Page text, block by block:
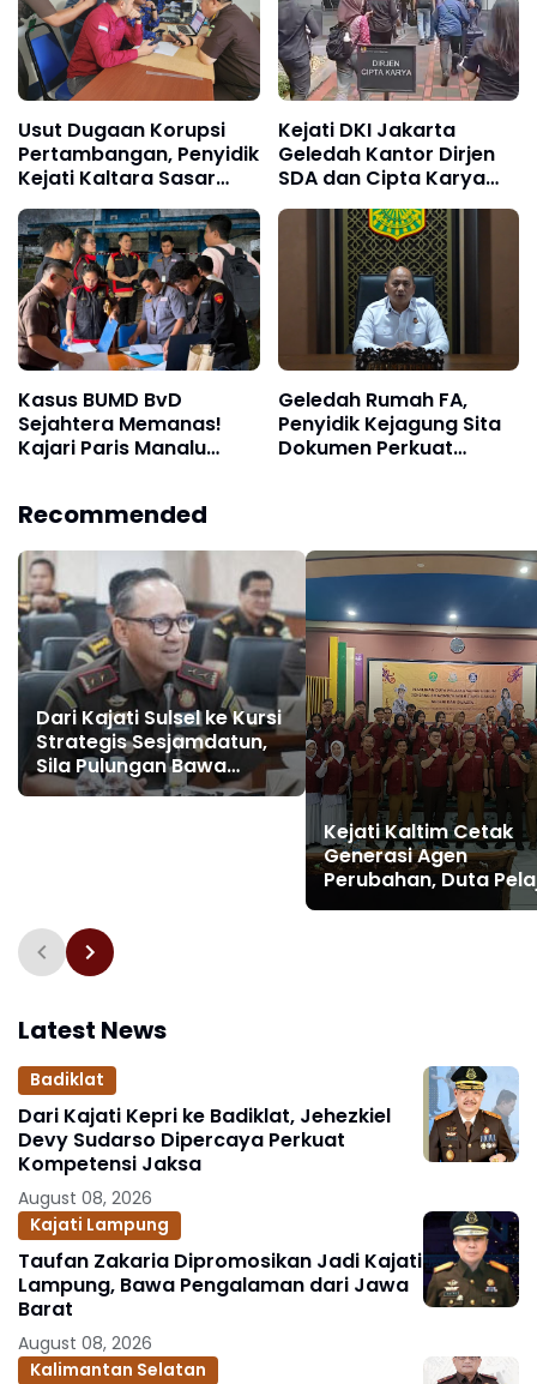
Usut Dugaan Korupsi
Pertambangan, Penyidik
Kejati Kaltara Sasar
Lima Kantor di Nunukan
Kejati DKI Jakarta
Geledah Kantor Dirjen
SDA dan Cipta Karya
Kementerian PU
Kasus BUMD BvD
Sejahtera Memanas!
Kajari Paris Manalu
Boven Digoel
Geledah Rumah FA,
Penyidik Kejagung Sita
Dokumen Perkuat
Recommended
Dari Kajati Sulsel ke Kursi
Strategis Sesjamdatun,
Sila Pulungan Bawa
Rekam Jejak Panjang di
Kejati Kaltim Cetak
Generasi Agen
Perubahan, Duta
Sadar Hukum Kukar
Latest News
Badiklat
Dari Kajati Kepri ke Badiklat, Jehezkiel
Devy Sudarso Dipercaya Perkuat
Kompetensi Jaksa
August 08, 2026
Kajati Lampung
Taufan Zakaria Dipromosikan Jadi Kajati
Lampung, Bawa Pengalaman dari Jawa
Barat
August 08, 2026
Kalimantan Selatan